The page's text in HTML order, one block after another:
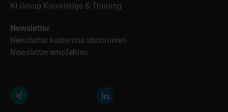
KI Group Knowledge & Training
Newsletter
Newsletter kostenlos abonnieren
Newsletter empfehlen